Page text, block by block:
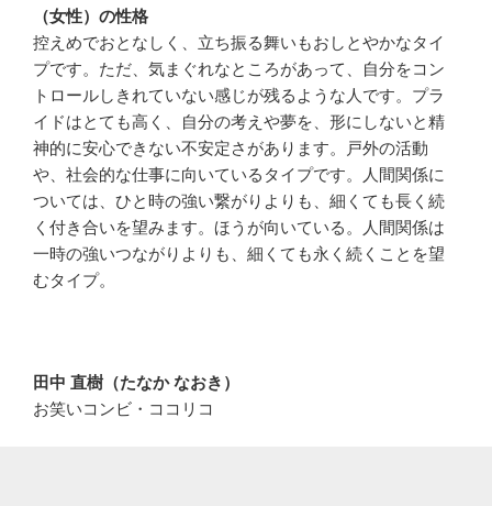
（女性）の性格
控えめでおとなしく、立ち振る舞いもおしとやかなタイ
プです。ただ、気まぐれなところがあって、自分をコン
トロールしきれていない感じが残るような人です。プラ
イドはとても高く、自分の考えや夢を、形にしないと精
神的に安心できない不安定さがあります。戸外の活動
や、社会的な仕事に向いているタイプです。人間関係に
ついては、ひと時の強い繋がりよりも、細くても長く続
く付き合いを望みます。ほうが向いている。人間関係は
一時の強いつながりよりも、細くても永く続くことを望
むタイプ。
田中 直樹（たなか なおき）
お笑いコンビ・ココリコ